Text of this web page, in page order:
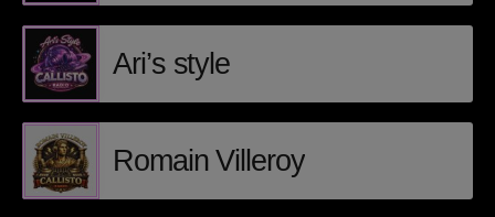
Callisto concerts
DJ
Dream Trance
Electronic music
Ari’s style
Romain Villeroy